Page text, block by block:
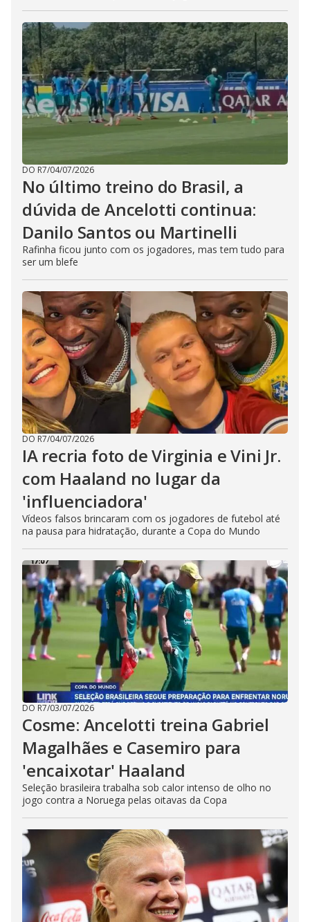
DO R7/04/07/2026
No último treino do Brasil, a
dúvida de Ancelotti continua:
Danilo Santos ou Martinelli
Rafinha ficou junto com os jogadores, mas tem tudo para
ser um blefe
DO R7/04/07/2026
IA recria foto de Virginia e Vini Jr.
com Haaland no lugar da
'influenciadora'
Vídeos falsos brincaram com os jogadores de futebol até
na pausa para hidratação, durante a Copa do Mundo
DO R7/03/07/2026
Cosme: Ancelotti treina Gabriel
Magalhães e Casemiro para
'encaixotar' Haaland
Seleção brasileira trabalha sob calor intenso de olho no
jogo contra a Noruega pelas oitavas da Copa